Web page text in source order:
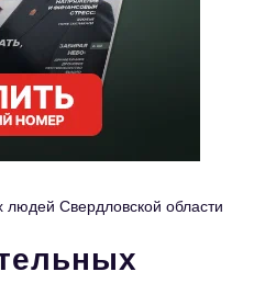
людей Свердловской области